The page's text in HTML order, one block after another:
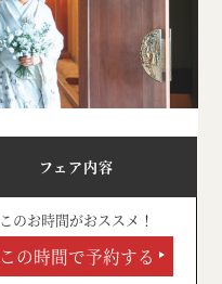
フェア内容
このお時間がおススメ！
この時間で予約する